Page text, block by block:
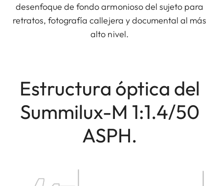
desenfoque de fondo armonioso del sujeto para
retratos, fotografía callejera y documental al más
alto nivel.
Estructura óptica del
Summilux-M 1:1.4/50
ASPH.